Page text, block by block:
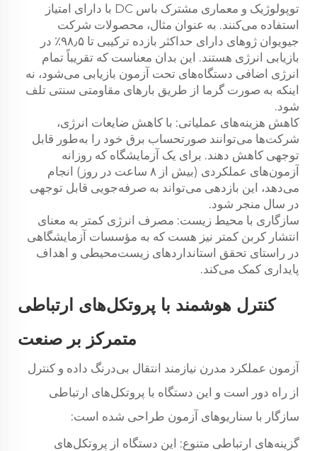
توپولوژیک و معماری مشترک باس DC با دارای امتیاز
استفاده می‌کنند. به عنوان مثال، محصولات شرکت
جیویوان ژوهای دارای حداکثر بازده ترکیبی تا ۹۸٫۵٪ در
بازیابی انرژی هستند. این بدان معناست که تقریباً تمام
انرژی اضافی دستگاه‌های تحت آزمون بازیابی می‌شود، نه
اینکه به صورت گرما از طریق بارهای مقاومتی سنتی تلف
شود.
کاهش هزینه‌های عملیاتی: با کاهش ضایعات انرژی،
شرکت‌ها می‌توانند صورتحساب برق خود را به‌طور قابل
توجهی کاهش دهند. برای یک آزمایشگاه که روزانه
آزمون‌های عملکردی (بیش از ۸ ساعت در روز) انجام
می‌دهد، این بازدهی می‌تواند به صرفه‌جویی قابل توجهی
در سال منجر شود.
سازگاری با محیط زیست: مصرف انرژی کمتر به معنای
انتشار کربن کمتر نیز هست که به مؤسسات آزمایشگاهی
در راستای تحقق استانداردهای زیست‌محیطی و اهداف
پایداری کمک می‌کند.
کنترل هوشمند با پروتکل‌های ارتباطی
متمرکز بر صنعت
آزمون عملکرد مدرن نیازمند انتقال بی‌درنگ داده و کنترل
از راه دور است و این دستگاه با پروتکل‌های ارتباطی
سازگار با سناریوهای آزمون طراحی شده است:
گزینه‌های ارتباطی متنوع: این دستگاه از پروتکل‌های